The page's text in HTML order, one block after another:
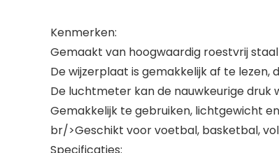
Kenmerken:
Gemaakt van hoogwaardig roestvrij
De wijzerplaat is gemakkelijk af te lezen,
De luchtmeter kan de nauwkeurige
Gemakkelijk te gebruiken, lichtgewicht
br/>Geschikt voor voetbal, basketbal,